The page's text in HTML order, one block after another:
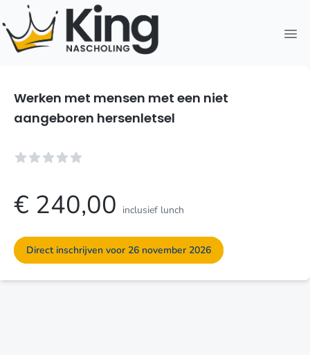
Werken met mensen met een niet
aangeboren hersenletsel
€ 240,00 inclusief lunch
Direct inschrijven voor 26 november 2026